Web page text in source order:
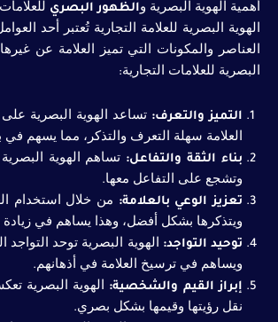
أهمية الهوية البصرية والظهور البصري
الهوية البصرية للعلامة التجارية تُعتبر أحد
العناصر والمكونات التي تميز العلامة عن
البصرية للعلامات التجارية:
التميز والتعرف: تساعد الهوية البصرية
العلامة سهلة التعرف والتذكر، مما يسهم في
بناء الثقة والتفاعل: تساهم الهوية البصرية
وتشجع على التفاعل معها.
تعزيز الوعي بالعلامة: من خلال استخدام
ويتذكرها بشكل أفضل، وهذا يساهم في زيادة
توحيد التواجد: الهوية البصرية توحد
ويساهم في ترسيخ العلامة في أذهانهم.
إبراز القيم والشخصية: الهوية البصرية
نقل رؤيتها وقيمها بشكل بصري.